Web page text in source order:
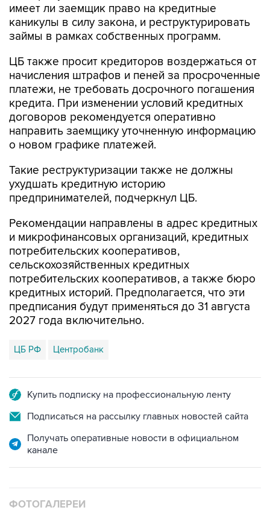
имеет ли заемщик право на кредитные
каникулы в силу закона, и реструктурировать
займы в рамках собственных программ.
ЦБ также просит кредиторов воздержаться от
начисления штрафов и пеней за просроченные
платежи, не требовать досрочного погашения
кредита. При изменении условий кредитных
договоров рекомендуется оперативно
направить заемщику уточненную информацию
о новом графике платежей.
Такие реструктуризации также не должны
ухудшать кредитную историю
предпринимателей, подчеркнул ЦБ.
Рекомендации направлены в адрес кредитных
и микрофинансовых организаций, кредитных
потребительских кооперативов,
сельскохозяйственных кредитных
потребительских кооперативов, а также бюро
кредитных историй. Предполагается, что эти
предписания будут применяться до 31 августа
2027 года включительно.
ЦБ РФ Центробанк
Купить подписку на профессиональную ленту
Подписаться на рассылку главных новостей сайта
Получать оперативные новости в официальном
канале
ФОТОГАЛЕРЕИ